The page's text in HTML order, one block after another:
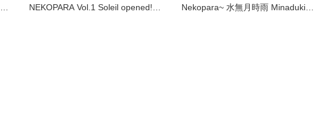
NEKOPARA Vol.1 Soleil opened!
Nekopara~ 水無月時雨 Minaduki